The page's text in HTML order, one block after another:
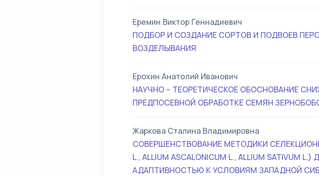
Еремин Виктор Геннадиевич
ПОДБОР И СОЗДАНИЕ СОРТОВ И ПОДВОЕВ
ВОЗДЕЛЫВАНИЯ
Ерохин Анатолий Иванович
НАУЧНО – ТЕОРЕТИЧЕСКОЕ ОБОСНОВАНИЕ
ПРЕДПОСЕВНОЙ ОБРАБОТКЕ СЕМЯН
Жаркова Сталина Владимировна
СОВЕРШЕНСТВОВАНИЕ МЕТОДИКИ
L., ALLIUM ASCALONICUM L., ALLIUM
АДАПТИВНОСТЬЮ К УСЛОВИЯМ ЗАПАДНОЙ